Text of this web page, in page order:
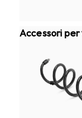
Accessori per